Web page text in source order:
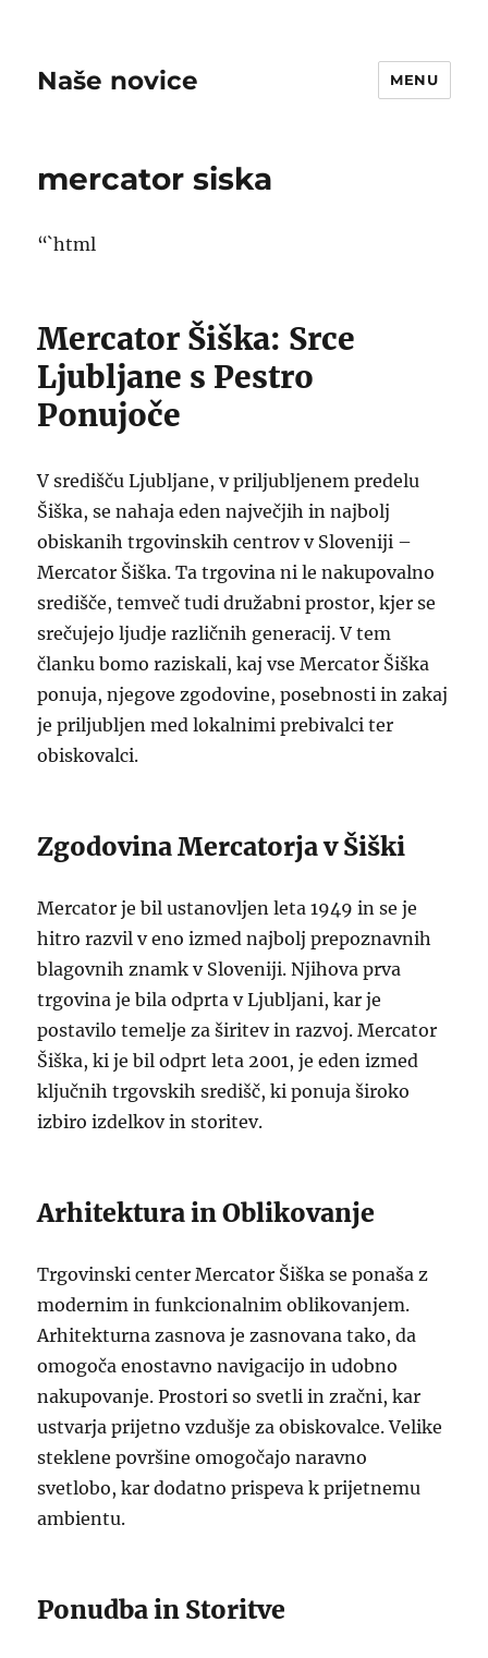
Naše novice MENU
mercator siska
“`html
Mercator Šiška: Srce
Ljubljane s Pestro
Ponujoče
V središču Ljubljane, v priljubljenem predelu
Šiška, se nahaja eden največjih in najbolj
obiskanih trgovinskih centrov v Sloveniji –
Mercator Šiška. Ta trgovina ni le nakupovalno
središče, temveč tudi družabni prostor, kjer se
srečujejo ljudje različnih generacij. V tem
članku bomo raziskali, kaj vse Mercator Šiška
ponuja, njegove zgodovine, posebnosti in zakaj
je priljubljen med lokalnimi prebivalci ter
obiskovalci.
Zgodovina Mercatorja v Šiški
Mercator je bil ustanovljen leta 1949 in se je
hitro razvil v eno izmed najbolj prepoznavnih
blagovnih znamk v Sloveniji. Njihova prva
trgovina je bila odprta v Ljubljani, kar je
postavilo temelje za širitev in razvoj. Mercator
Šiška, ki je bil odprt leta 2001, je eden izmed
ključnih trgovskih središč, ki ponuja široko
izbiro izdelkov in storitev.
Arhitektura in Oblikovanje
Trgovinski center Mercator Šiška se ponaša z
modernim in funkcionalnim oblikovanjem.
Arhitekturna zasnova je zasnovana tako, da
omogoča enostavno navigacijo in udobno
nakupovanje. Prostori so svetli in zračni, kar
ustvarja prijetno vzdušje za obiskovalce. Velike
steklene površine omogočajo naravno
svetlobo, kar dodatno prispeva k prijetnemu
ambientu.
Ponudba in Storitve